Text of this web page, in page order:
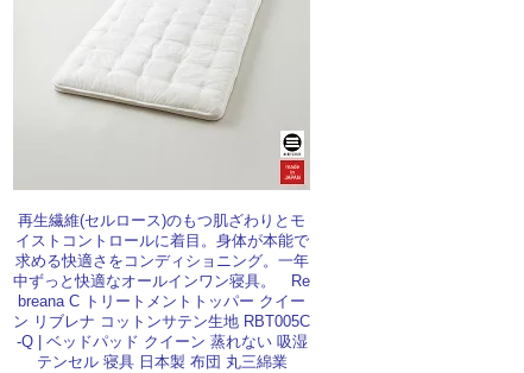
再生繊維(セルロース)のもつ肌ざわりとモ
イストコントロールに着目。身体が本能で
求める快適さをコンディショニング。一年
中ずっと快適なオールインワン寝具。 Re
breana C トリートメントトッパー クイー
ン リブレナ コットンサテン生地 RBT005C
-Q | ベッドパッド クイーン 蒸れない 吸湿
テンセル 寝具 日本製 布団 丸三綿業